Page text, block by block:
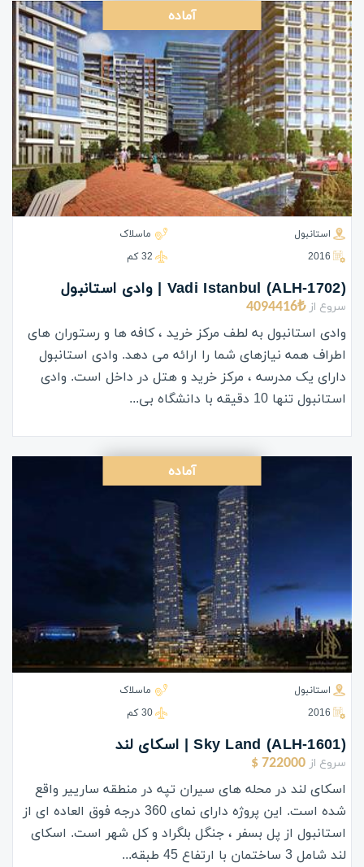
آماده
استانبول
ماسلاک
2016
32 كم
(ALH-1702) Vadi Istanbul | وادی استانبول
سروع از 4094416₺
وادی استانبول به لطف مرکز خرید ، کافه ها و رستوران های
اطراف همه نیازهای شما را ارائه می دهد. وادی استانبول
دارای یک مدرسه ، مرکز خرید و هتل در داخل است. وادی
استانبول تنها 10 دقیقه با دانشگاه بی...
آماده
استانبول
ماسلاک
2016
30 كم
(ALH-1601) Sky Land | اسکای لند
سروع از 722000 $
اسکای لند در محله های سیران تپه در منطقه سارییر واقع
شده است. این پروژه دارای نمای 360 درجه فوق العاده ای از
استانبول از پل بسفر ، جنگل بلگراد و کل شهر است. اسکای
لند شامل 3 ساختمان با ارتفاع 45 طبقه...